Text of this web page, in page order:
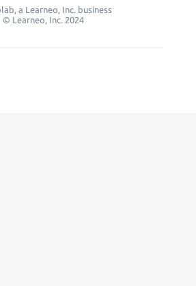
a Learneo, Inc. business
© Learneo, Inc. 2024